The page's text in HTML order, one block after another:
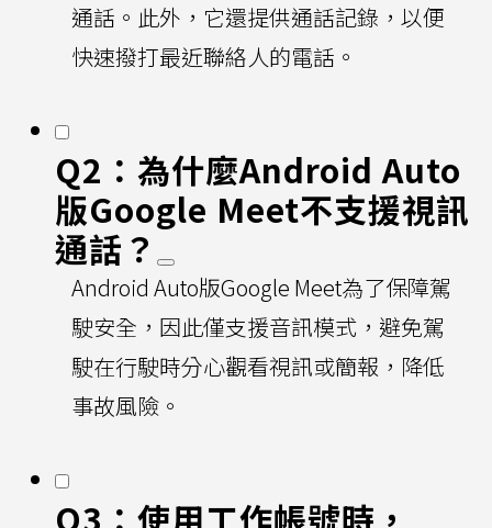
通話。此外，它還提供通話記錄，以便
快速撥打最近聯絡人的電話。
Q2：為什麼Android Auto
版Google Meet不支援視訊
通話？
Android Auto版Google Meet為了保障駕
駛安全，因此僅支援音訊模式，避免駕
駛在行駛時分心觀看視訊或簡報，降低
事故風險。